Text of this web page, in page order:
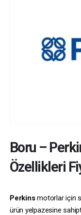
Boru –
Özellikleri
Perkinsmotorlar için
ürün yelpazesine